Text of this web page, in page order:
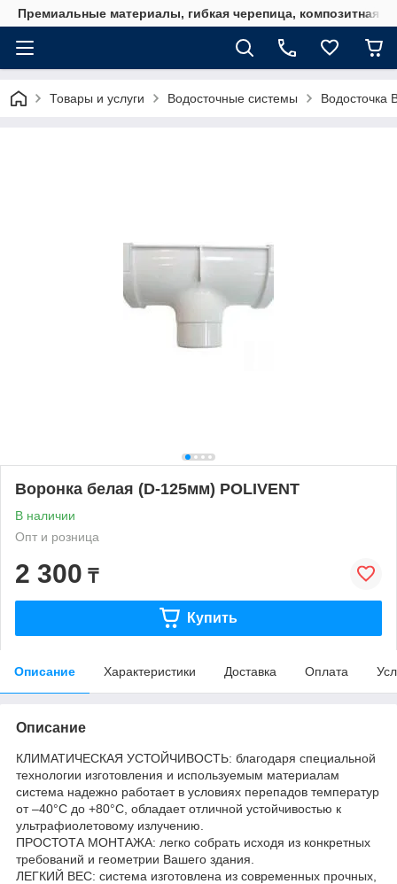
Премиальные материалы, гибкая черепица, композитная
Товары и услуги Водосточные системы Водосточка
Воронка белая (D-125мм) POLIVENT
В наличии
Опт и розница
2 300 ₸
Купить
Описание Характеристики Доставка Оплата
Описание
КЛИМАТИЧЕСКАЯ УСТОЙЧИВОСТЬ: благодаря специальной
технологии изготовления и используемым материалам
система надеж­но работает в условиях перепадов температур
от –40°C до +80°C, обладает отличной устойчиво­стью к
ультрафиолетовому излучению.
ПРОСТОТА МОНТАЖА: легко собрать исходя из конкретных
требований и геометрии Вашего здания.
ЛЕГКИЙ ВЕС: система изготовлена из современных прочных,